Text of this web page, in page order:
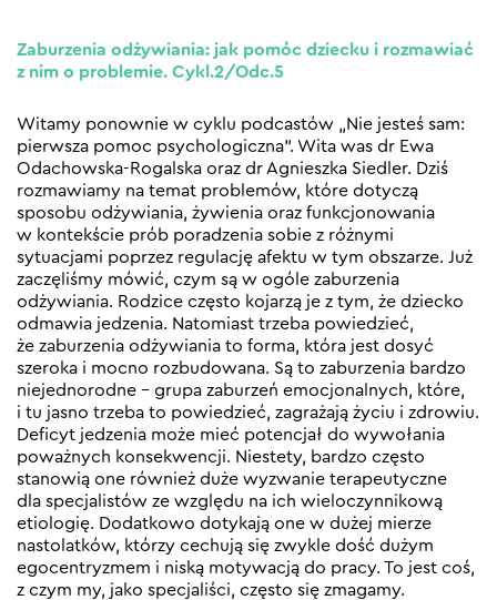
Zaburzenia odżywiania: jak pomóc dziecku i rozmawiać
z nim o problemie. Cykl.2/Odc.5
Witamy ponownie w cyklu podcastów „Nie jesteś sam:
pierwsza pomoc psychologiczna”. Wita was dr Ewa
Odachowska-Rogalska oraz dr Agnieszka Siedler. Dziś
rozmawiamy na temat problemów, które dotyczą
sposobu odżywiania, żywienia oraz funkcjonowania
w kontekście prób poradzenia sobie z różnymi
sytuacjami poprzez regulację afektu w tym obszarze. Już
zaczęliśmy mówić, czym są w ogóle zaburzenia
odżywiania. Rodzice często kojarzą je z tym, że dziecko
odmawia jedzenia. Natomiast trzeba powiedzieć,
że zaburzenia odżywiania to forma, która jest dosyć
szeroka i mocno rozbudowana. Są to zaburzenia bardzo
niejednorodne – grupa zaburzeń emocjonalnych, które,
i tu jasno trzeba to powiedzieć, zagrażają życiu i zdrowiu.
Deficyt jedzenia może mieć potencjał do wywołania
poważnych konsekwencji. Niestety, bardzo często
stanowią one również duże wyzwanie terapeutyczne
dla specjalistów ze względu na ich wieloczynnikową
etiologię. Dodatkowo dotykają one w dużej mierze
nastolatków, którzy cechują się zwykle dość dużym
egocentryzmem i niską motywacją do pracy. To jest coś,
z czym my, jako specjaliści, często się zmagamy.